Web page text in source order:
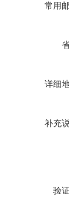
常用
详细
补充
验